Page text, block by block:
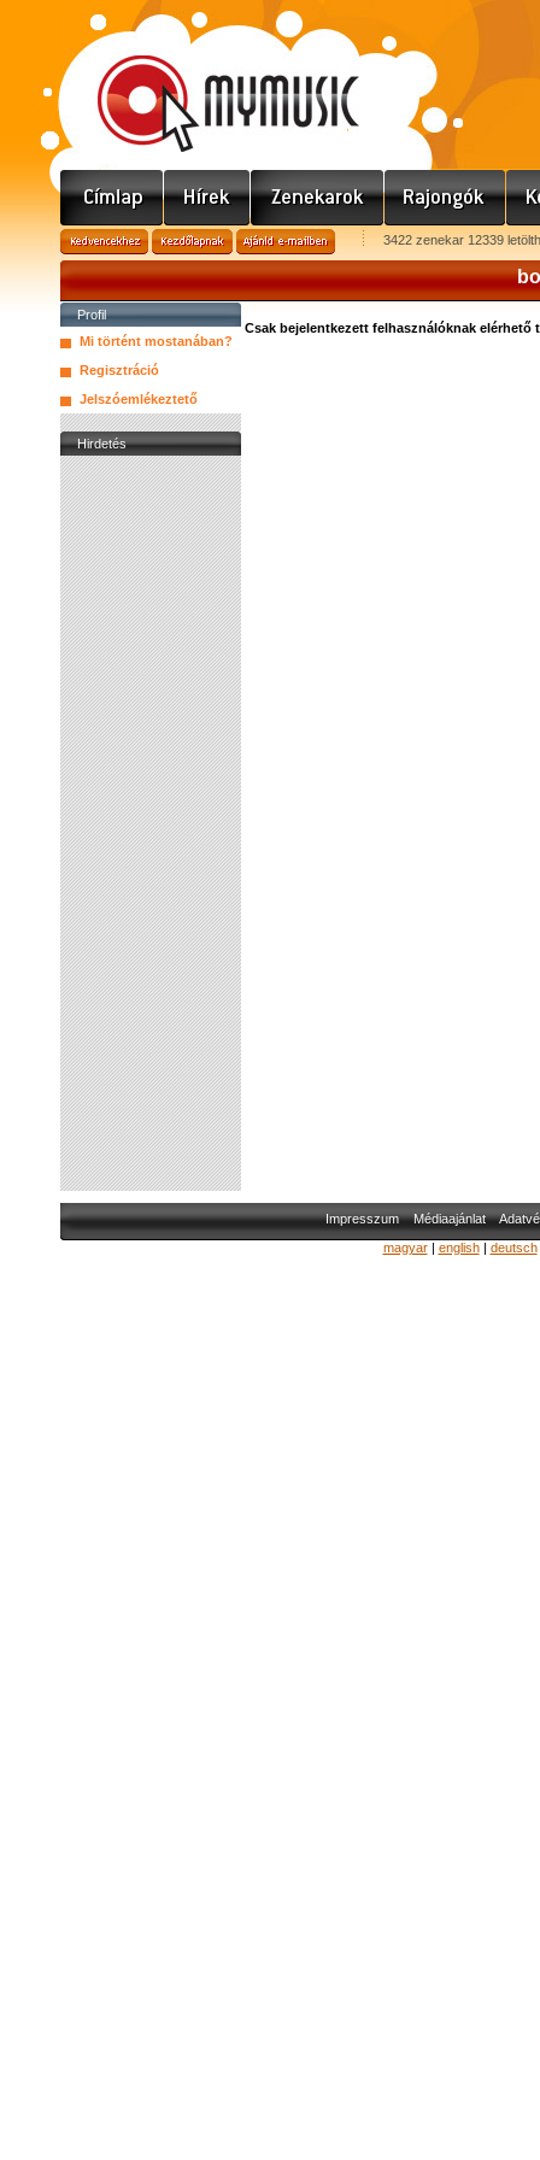
3422 zenekar 12339
Profil
Mi történt mostanában?
Regisztráció
Jelszóemlékeztető
Hirdetés
Csak bejelentkezett felhasználóknak elérhető
Impresszum Médiaajánlat
magyar| english| deutsch